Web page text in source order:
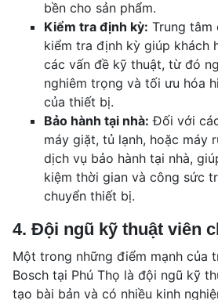
bền cho sản phẩm.
Kiểm tra định kỳ: Trung tâm
kiểm tra định kỳ giúp khách
các vấn đề kỹ thuật, từ đó
nghiêm trọng và tối ưu hóa
của thiết bị.
Bảo hành tại nhà: Đối với
máy giặt, tủ lạnh, hoặc máy
dịch vụ bảo hành tại nhà,
kiệm thời gian và công sức
chuyển thiết bị.
4. Đội ngũ kỹ thuật viên
Một trong những điểm mạnh của
Bosch tại Phú Thọ là đội ngũ kỹ
tạo bài bản và có nhiều kinh